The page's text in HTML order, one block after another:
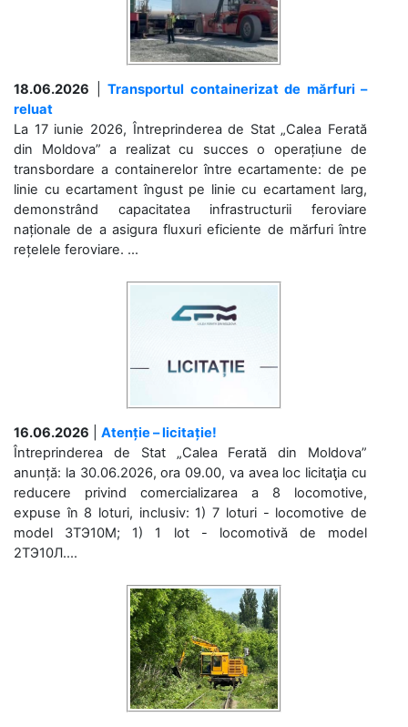
18.06.2026
Transportul containerizat de mărfuri –
reluat
La 17 iunie 2026, Întreprinderea de Stat „Calea Ferată
din Moldova” a realizat cu succes o operațiune de
transbordare a containerelor între ecartamente: de pe
linie cu ecartament îngust pe linie cu ecartament larg,
demonstrând capacitatea infrastructurii feroviare
naționale de a asigura fluxuri eficiente de mărfuri între
rețelele feroviare. ...
16.06.2026
Atenție – licitație!
Întreprinderea de Stat „Calea Ferată din Moldova”
anunță: la 30.06.2026, ora 09.00, va avea loc licitaţia cu
reducere privind comercializarea a 8 locomotive,
expuse în 8 loturi, inclusiv: 1) 7 loturi - locomotive de
model 3ТЭ10М; 1) 1 lot - locomotivă de model
2ТЭ10Л....